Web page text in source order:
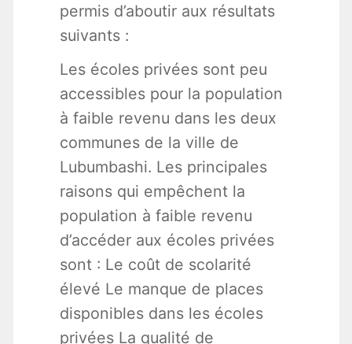
permis d’aboutir aux résultats
suivants :
Les écoles privées sont peu
accessibles pour la population
à faible revenu dans les deux
communes de la ville de
Lubumbashi. Les principales
raisons qui empêchent la
population à faible revenu
d’accéder aux écoles privées
sont : Le coût de scolarité
élevé Le manque de places
disponibles dans les écoles
privées La qualité de